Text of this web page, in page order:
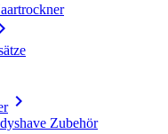

Zubehör